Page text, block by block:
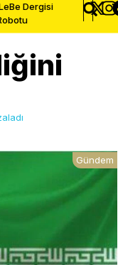
Dergisi
Gündem